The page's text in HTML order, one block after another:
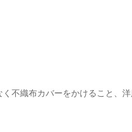
不織布カバーをかけること、